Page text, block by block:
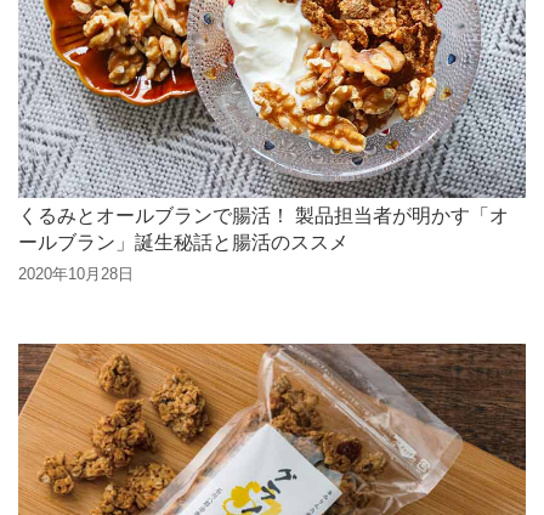
くるみとオールブランで腸活！ 製品担当者が明かす「オ
ールブラン」誕生秘話と腸活のススメ
2020年10月28日